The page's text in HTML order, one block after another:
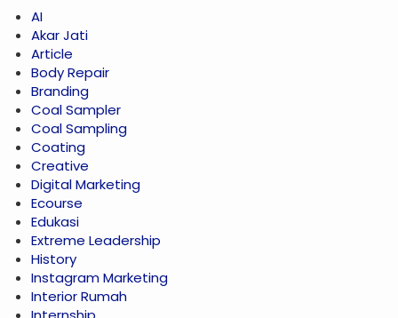
AI
Akar Jati
Article
Body Repair
Branding
Coal Sampler
Coal Sampling
Coating
Creative
Digital Marketing
Ecourse
Edukasi
Extreme Leadership
History
Instagram Marketing
Interior Rumah